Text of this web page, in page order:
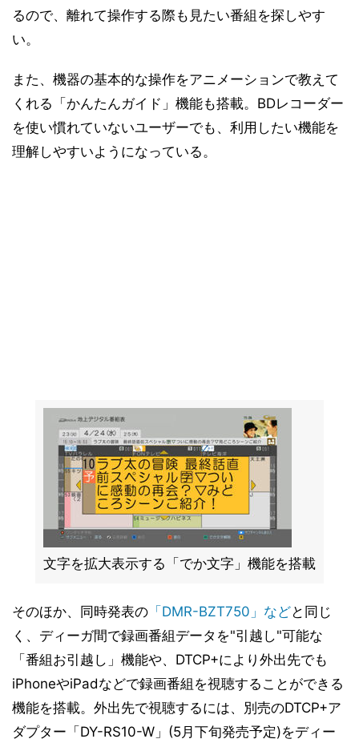
るので、離れて操作する際も見たい番組を探しやす
い。
また、機器の基本的な操作をアニメーションで教えて
くれる「かんたんガイド」機能も搭載。BDレコーダー
を使い慣れていないユーザーでも、利用したい機能を
理解しやすいようになっている。
文字を拡大表示する「でか文字」機能を搭載
そのほか、同時発表の 「DMR-BZT750」などと同じ
く、ディーガ間で録画番組データを"引越し"可能な
「番組お引越し」機能や、DTCP+により外出先でも
iPhoneやiPadなどで録画番組を視聴することができる
機能を搭載。外出先で視聴するには、別売のDTCP+ア
ダプター「DY-RS10-W」(5月下旬発売予定)をディー